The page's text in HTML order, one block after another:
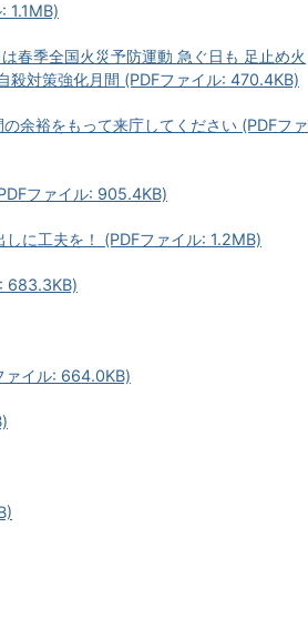
1.1MB)
春季全国火災予防運動 急ぐ日も 足止め火
殺対策強化月間 (PDFファイル: 470.4KB)
余裕をもって来庁してください (PDFファ
ファイル: 905.4KB)
に工夫を！ (PDFファイル: 1.2MB)
683.3KB)
ァイル: 664.0KB)